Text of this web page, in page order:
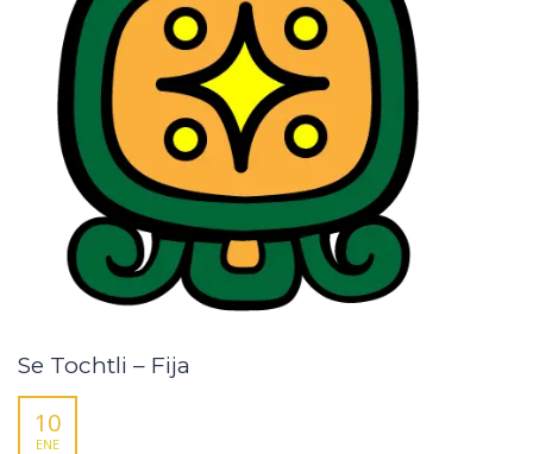
Se Tochtli – Fija
10
ENE